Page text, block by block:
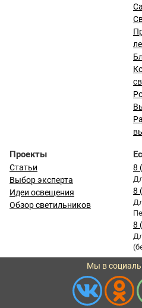
Проекты
Статьи
Выбор эксперта
Идеи освещения
Обзор светильников
8
8
8
Мы в